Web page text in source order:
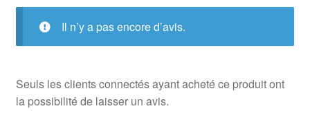
Il n’y a pas encore d’avis.
Seuls les clients connectés ayant acheté ce produit ont
la possibilité de laisser un avis.